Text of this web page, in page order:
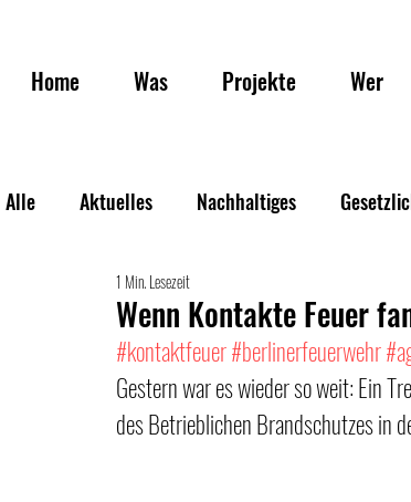
Home Was Projekte Wer
Alle Aktuelles Nachhaltiges
Veranstaltungen
Wenn Kontakte Feuer
1 Min. Lesezeit
#kontaktfeuer#berlinerfeuerwehr
Gestern war es wieder so weit: Ein
des Betrieblichen Brandschutzes in